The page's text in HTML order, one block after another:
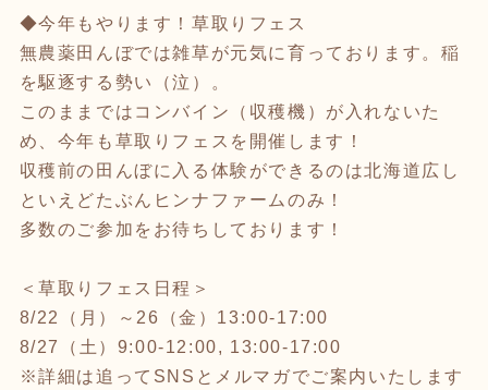
◆今年もやります！草取りフェス
無農薬田んぼでは雑草が元気に育っております。稲
を駆逐する勢い（泣）。
このままではコンバイン（収穫機）が入れないた
め、今年も草取りフェスを開催します！
収穫前の田んぼに入る体験ができるのは北海道広し
といえどたぶんヒンナファームのみ！
多数のご参加をお待ちしております！
＜草取りフェス日程＞
8/22（月）～26（金）13:00-17:00
8/27（土）9:00-12:00, 13:00-17:00
※詳細は追ってSNSとメルマガでご案内いたします